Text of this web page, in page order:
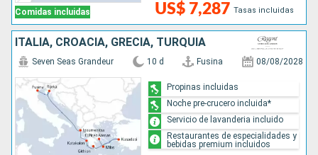
Comidas incluidas US$ 7,287 Tasas incluidas
ITALIA, CROACIA, GRECIA, TURQUÍA
Seven Seas Grandeur 10 d Fusina 08/08/2028
Propinas incluidas
Noche pre-crucero incluida*
Servicio de lavanderia incluido
Restaurantes de especialidades y
bebidas premium incluidos